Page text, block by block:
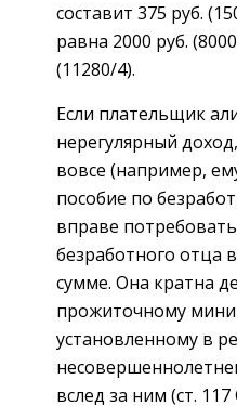
составит 375 руб.
равна 2000 руб.
(11280/4).
Если плательщик
нерегулярный
вовсе (например,
пособие по
вправе
безработного отца
сумме. Она кратна
прожиточному
установленному в
вслед за ним (ст.